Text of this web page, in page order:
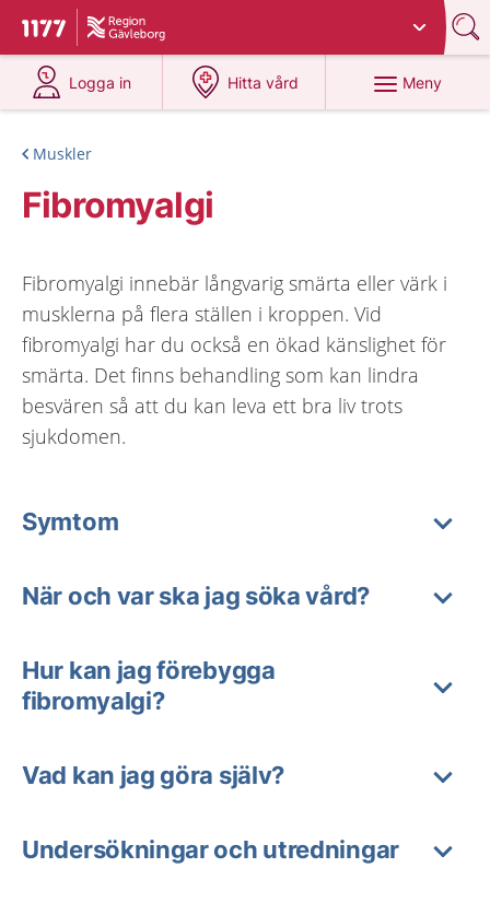
Till startsidan för 1177
Du har valt region
Logga in
på 1177.se
Hitta vård
på 1177.se
Meny
Muskler
Fibromyalgi
Fibromyalgi innebär långvarig smärta eller värk i
musklerna på flera ställen i kroppen. Vid
fibromyalgi har du också en ökad känslighet för
smärta. Det finns behandling som kan lindra
besvären så att du kan leva ett bra liv trots
sjukdomen.
Symtom
När och var ska jag söka vård?
Hur kan jag förebygga
fibromyalgi?
Vad kan jag göra själv?
Undersökningar och utredningar